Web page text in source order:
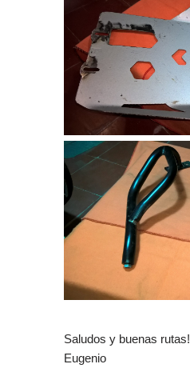
Saludos y buenas rutas!
Eugenio